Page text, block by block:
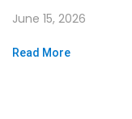
June 15, 2026
Read More